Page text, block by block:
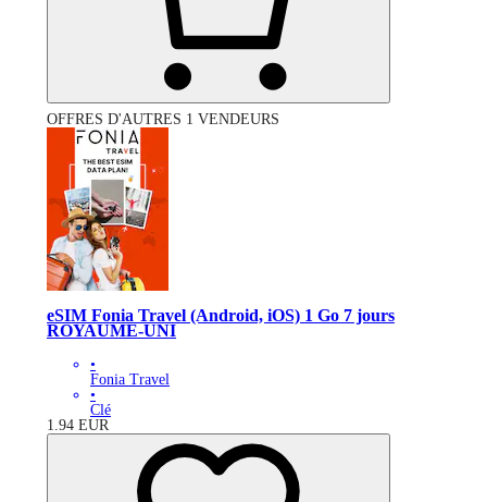
OFFRES D'AUTRES 1 VENDEURS
eSIM Fonia Travel (Android, iOS) 1 Go 7 jours
ROYAUME-UNI
•
Fonia Travel
•
Clé
1.94 EUR